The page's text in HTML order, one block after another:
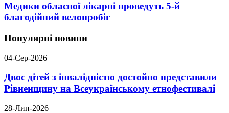
Медики обласної лікарні проведуть 5-й
благодійний велопробіг
Популярні новини
04-Сер-2026
Двоє дітей з інвалідністю достойно представили
Рівненщину на Всеукраїнському етнофестивалі
28-Лип-2026